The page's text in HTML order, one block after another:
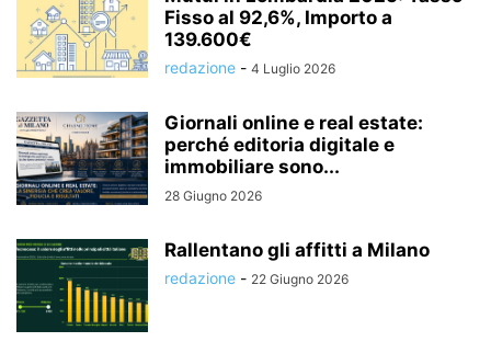
Fisso al 92,6%, Importo a
139.600€
redazione - 4 Luglio 2026
Giornali online e real estate:
perché editoria digitale e
immobiliare sono...
28 Giugno 2026
Rallentano gli affitti a Milano
redazione - 22 Giugno 2026